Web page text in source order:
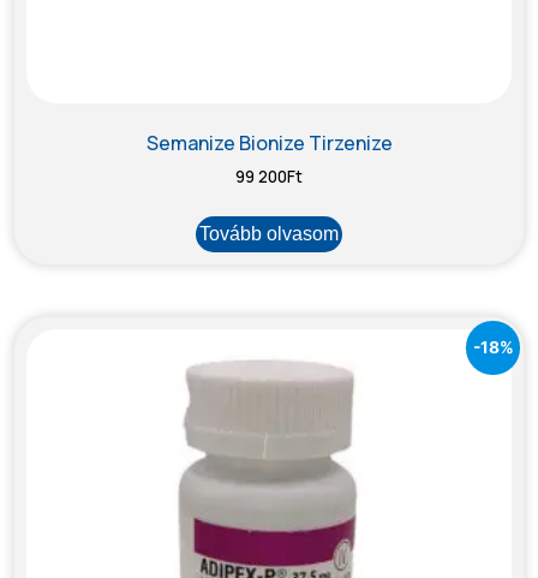
Semanize Bionize Tirzenize
99 200Ft
Tovább olvasom
-18%